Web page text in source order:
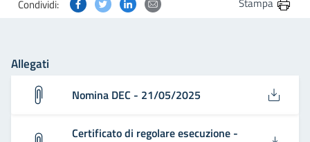
Condividi:
Allegati
Nomina DEC - 21/05/2025
Certificato di regolare esecuzione -